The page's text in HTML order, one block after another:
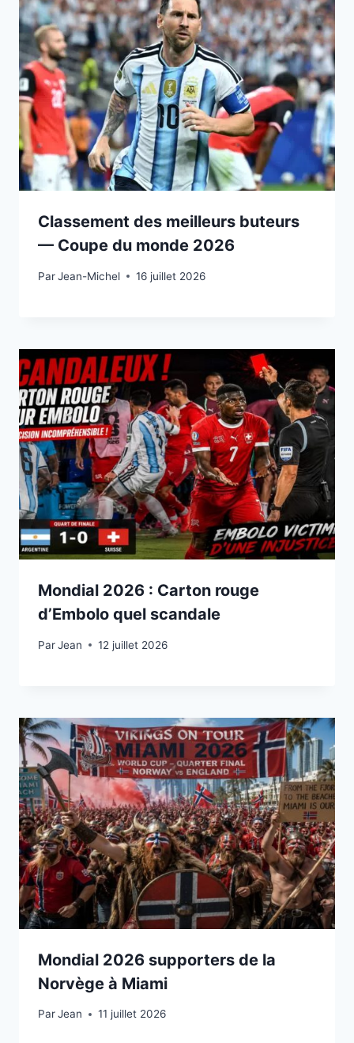
Classement des meilleurs buteurs
— Coupe du monde 2026
ParJean-Michel
15 juillet 2026 16 juillet 2026
Mondial 2026 : Carton rouge
d’Embolo quel scandale
ParJean
12 juillet 202612 juillet 2026
Mondial 2026 supporters de la
Norvège à Miami
ParJean
11 juillet 202611 juillet 2026